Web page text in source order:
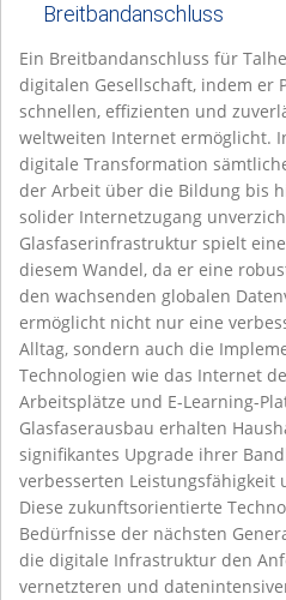
Breitbandanschluss
Ein Breitbandanschluss für
digitalen Gesellschaft, indem er
schnellen, effizienten und
weltweiten Internet ermöglicht.
digitale Transformation
der Arbeit über die Bildung bis
solider Internetzugang
Glasfaserinfrastruktur spielt
diesem Wandel, da er eine
den wachsenden globalen
ermöglicht nicht nur eine
Alltag, sondern auch die
Technologien wie das Internet
Arbeitsplätze und E-Learning-
Glasfaserausbau erhalten
signifikantes Upgrade ihrer
verbesserten Leistungsfähigkeit
Diese zukunftsorientierte
Bedürfnisse der nächsten
die digitale Infrastruktur den
vernetzteren und